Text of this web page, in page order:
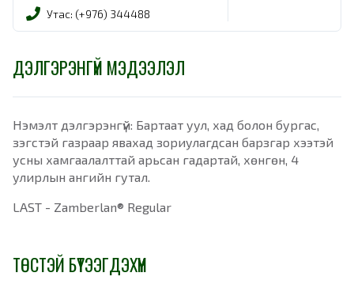
Утас: (+976) 344488
ДЭЛГЭРЭНГҮЙ МЭДЭЭЛЭЛ
Нэмэлт дэлгэрэнгүй: Бартаат уул, хад болон бургас,
зэгстэй газраар явахад зориулагдсан барзгар хээтэй
усны хамгаалалттай арьсан гадартай, хөнгөн, 4
улирлын ангийн гутал.
LAST - Zamberlan® Regular
ТӨСТЭЙ БҮТЭЭГДЭХҮҮН